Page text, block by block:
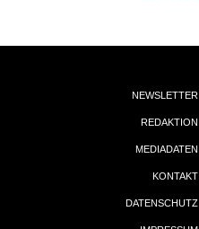
NEWSLETTER
REDAKTION
MEDIADATEN
KONTAKT
DATENSCHUTZ